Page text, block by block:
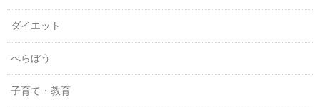
ダイエット
べらぼう
子育て・教育